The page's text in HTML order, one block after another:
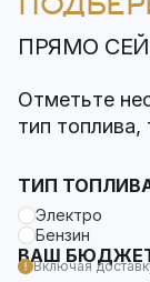
ПРЯМО
Отметьте
тип
ТИП
Электро
Бензин
ВАШ БЮДЖЕТ
Включая